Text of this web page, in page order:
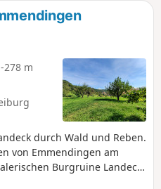
-278 m
durch Wald und Reben.
von Emmendingen am
Burgruine Landeck,